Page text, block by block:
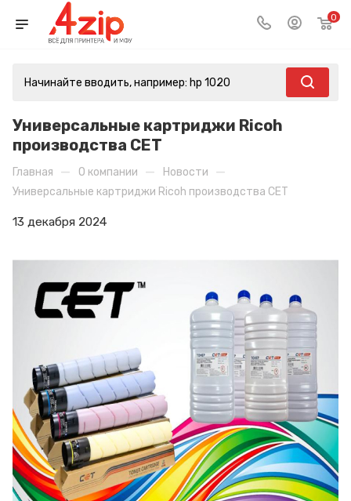
0
Универсальные картриджи Ricoh
производства CET
Главная — О компании — Новости —
Универсальные картриджи Ricoh производства CET
13 декабря 2024